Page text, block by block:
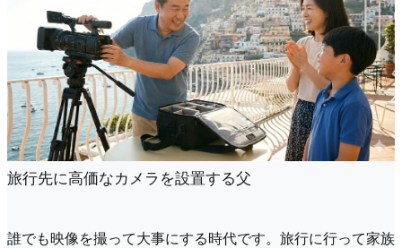
旅行先に高価なカメラを設置する父
誰でも映像を撮って大事にする時代です。旅行に行って家族